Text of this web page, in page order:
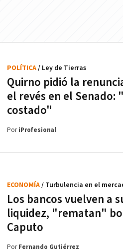
Quirno pidió la
el revés en el Senado:
costado"
POLÍTICA/ Ley de Tierras
PoriProfesional
Los bancos vuelven a
liquidez, "rematan"
Caputo
ECONOMÍA/ Turbulencia en el
PorFernando Gutiérrez